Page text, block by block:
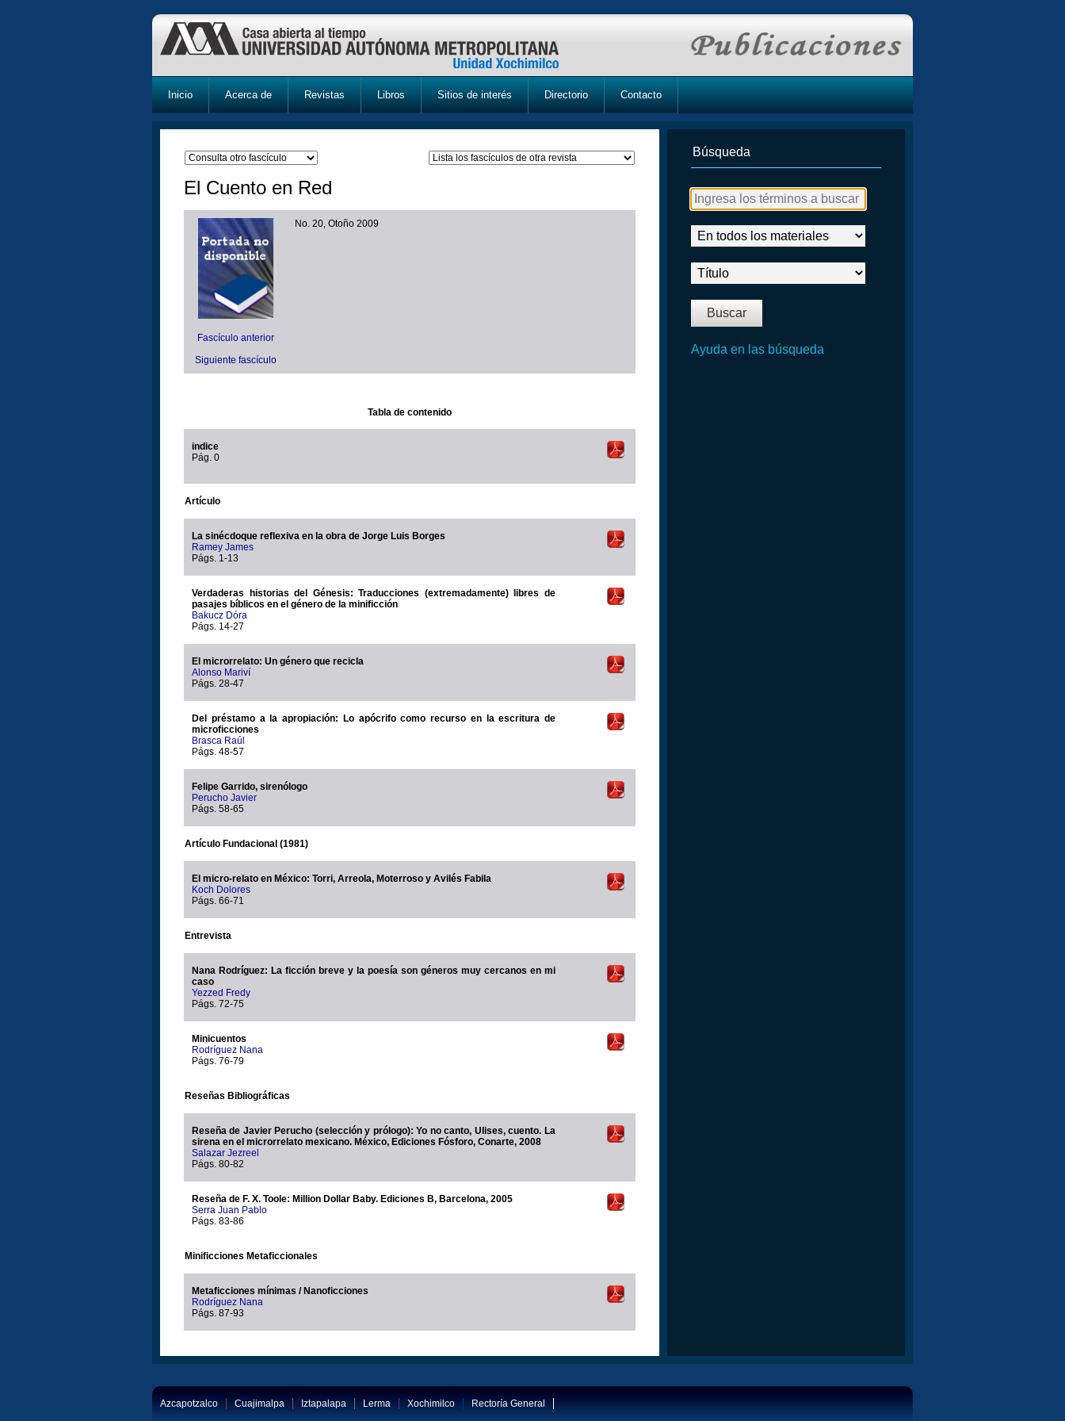
Inicio Acerca de Revistas Libros Sitios de interés Directorio Contacto
El Cuento en Red
Fascículo anterior
Siguiente fascículo
No. 20, Otoño 2009
Tabla de contenido
indice
Pág. 0
Artículo
La sinécdoque reflexiva en la obra de Jorge Luis Borges
Ramey James
Págs. 1-13
Verdaderas historias del Génesis: Traducciones (extremadamente) libres de
pasajes bíblicos en el género de la minificción
Bakucz Dóra
Págs. 14-27
El microrrelato: Un género que recicla
Alonso Mariví
Págs. 28-47
Del préstamo a la apropiación: Lo apócrifo como recurso en la escritura de
microficciones
Brasca Raúl
Págs. 48-57
Felipe Garrido, sirenólogo
Perucho Javier
Págs. 58-65
Artículo Fundacional (1981)
El micro-relato en México: Torri, Arreola, Moterroso y Avilés Fabila
Koch Dolores
Págs. 66-71
Entrevista
Nana Rodríguez: La ficción breve y la poesía son géneros muy cercanos en mi
caso
Yezzed Fredy
Págs. 72-75
Minicuentos
Rodríguez Nana
Págs. 76-79
Reseñas Bibliográficas
Reseña de Javier Perucho (selección y prólogo): Yo no canto, Ulises, cuento. La
sirena en el microrrelato mexicano. México, Ediciones Fósforo, Conarte, 2008
Salazar Jezreel
Págs. 80-82
Reseña de F. X. Toole: Million Dollar Baby. Ediciones B, Barcelona, 2005
Serra Juan Pablo
Págs. 83-86
Minificciones Metaficcionales
Metaficciones mínimas / Nanoficciones
Rodríguez Nana
Págs. 87-93
Búsqueda
Ayuda en las búsqueda
Azcapotzalco Cuajimalpa Iztapalapa Lerma Xochimilco Rectoría General